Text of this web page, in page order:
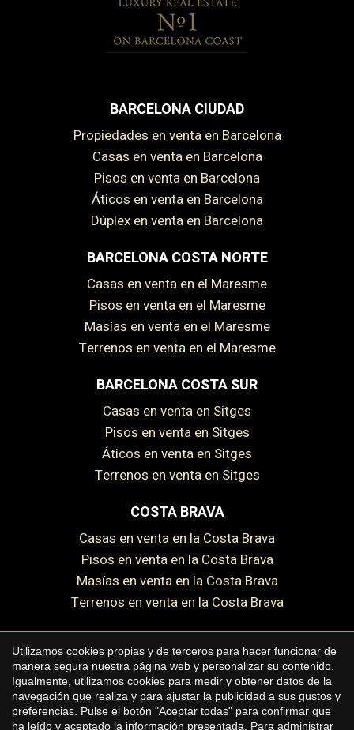
BARCELONA CIUDAD
Propiedades en venta en Barcelona
Casas en venta en Barcelona
Pisos en venta en Barcelona
Áticos en venta en Barcelona
Dúplex en venta en Barcelona
BARCELONA COSTA NORTE
Casas en venta en el Maresme
Pisos en venta en el Maresme
Masías en venta en el Maresme
Terrenos en venta en el Maresme
BARCELONA COSTA SUR
Casas en venta en Sitges
Pisos en venta en Sitges
Áticos en venta en Sitges
Terrenos en venta en Sitges
COSTA BRAVA
Casas en venta en la Costa Brava
Pisos en venta en la Costa Brava
Masías en venta en la Costa Brava
Terrenos en venta en la Costa Brava
Copyright © 2026 Premium Houses
Aviso legal
Utilizamos cookies propias y de terceros para hacer funcionar de
manera segura nuestra página web y personalizar su contenido.
Igualmente, utilizamos cookies para medir y obtener datos de la
navegación que realiza y para ajustar la publicidad a sus gustos y
preferencias. Pulse el botón "Aceptar todas" para confirmar que
ha leído y aceptado la información presentada. Para administrar
Guardar configuración Aceptar todas